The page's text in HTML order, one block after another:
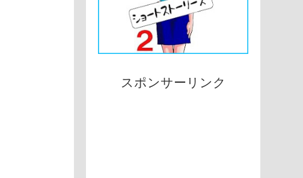
スポンサーリンク